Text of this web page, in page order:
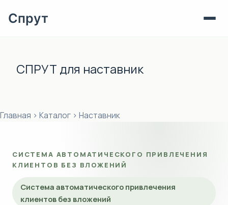
сутиСПРУТ для наставник
Спрут
Главная › Каталог › Наставник
СИСТЕМА АВТОМАТИЧЕСКОГО ПРИВЛЕЧЕНИЯ
КЛИЕНТОВ БЕЗ ВЛОЖЕНИЙ
Система автоматического привлечения
клиентов без вложений